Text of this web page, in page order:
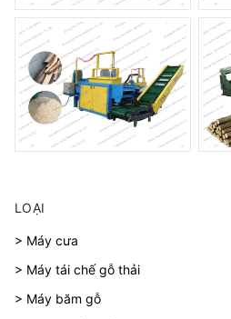
LOẠI
> Máy cưa
> Máy tái chế gỗ thải
> Máy băm gỗ